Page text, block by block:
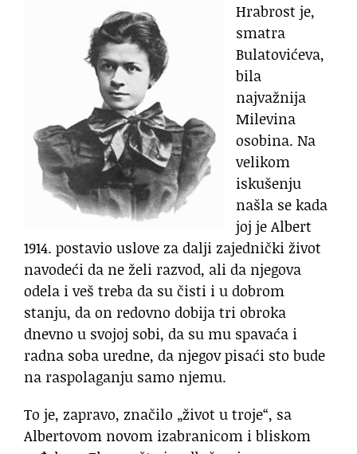
Hrabrost je,
smatra
Bulatovićeva,
bila
najvažnija
Milevina
osobina. Na
velikom
iskušenju
našla se kada
joj je Albert
1914. postavio uslove za dalji zajednički život
navodeći da ne želi razvod, ali da njegova
odela i veš treba da su čisti i u dobrom
stanju, da on redovno dobija tri obroka
dnevno u svojoj sobi, da su mu spavaća i
radna soba uredne, da njegov pisaći sto bude
na raspolaganju samo njemu.
To je, zapravo, značilo „život u troje“, sa
Albertovom novom izabranicom i bliskom